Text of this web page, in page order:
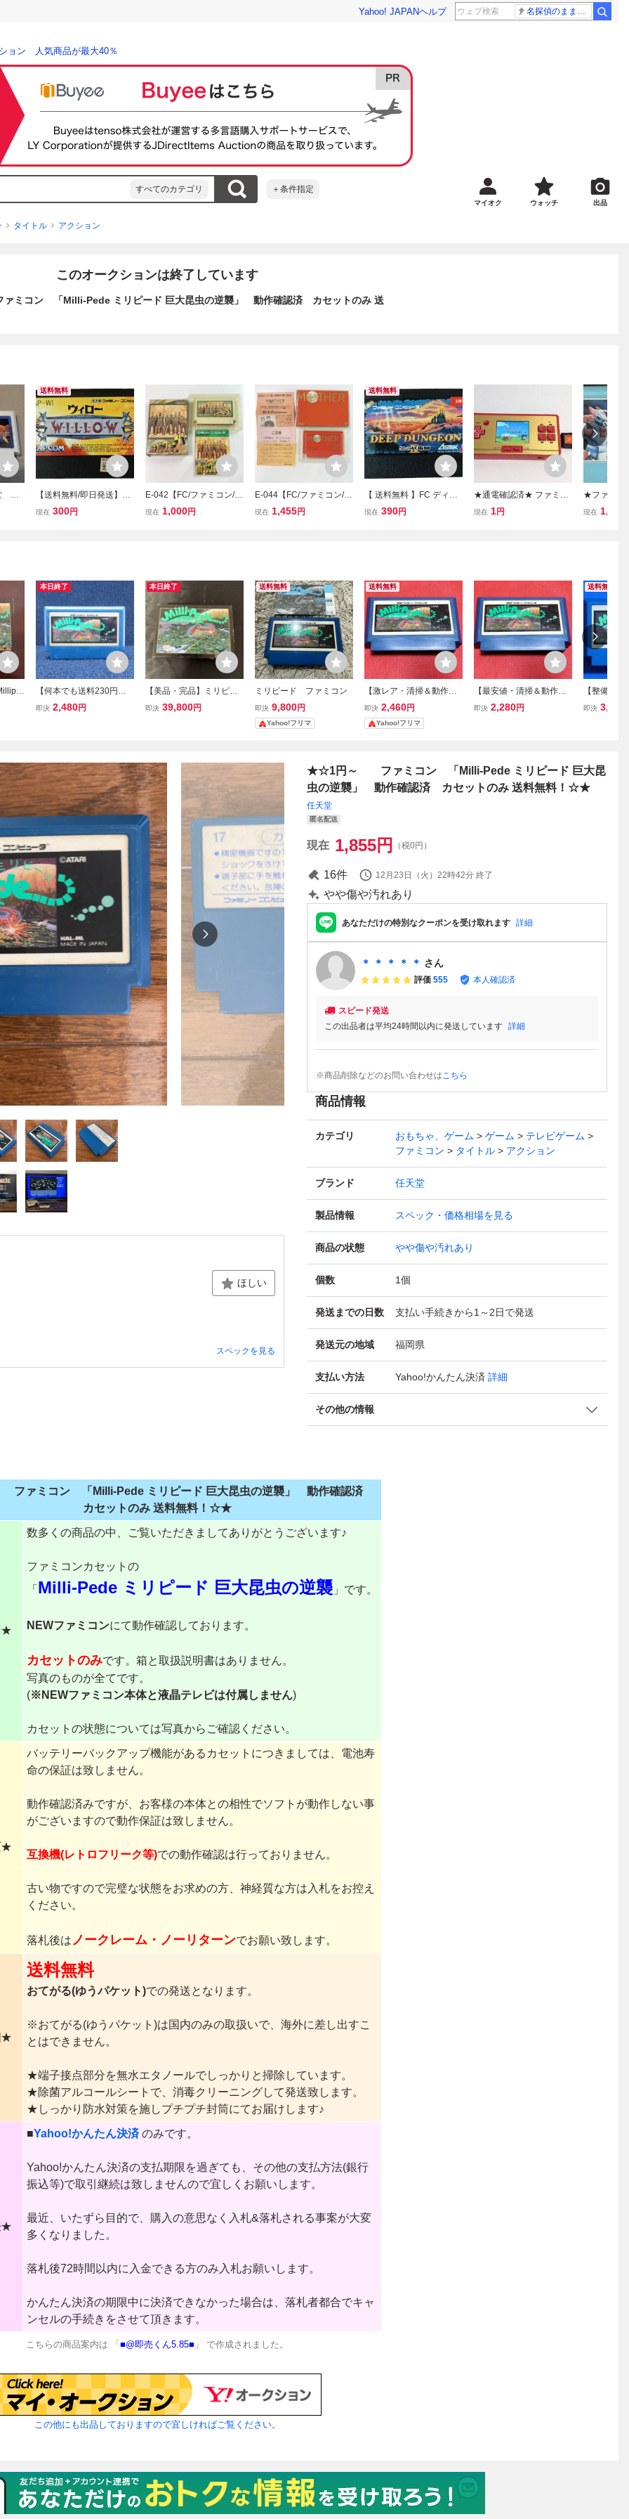
Yahoo! JAPANヘルプ 名探偵のままでいて ナイナイ
ョン 人気商品が最大40％
すべてのカテゴリ ＋条件指定
マイオク ウォッチ 出品
タイトル アクション
このオークションは終了しています
コン 「Milli-Pede ミリピード 巨大昆虫の逆襲」 動作確認済 カセットのみ 送
フ
送料無料
【送料無料/即日発送】FC
ウィロー WILLOW カプコ
現在 300円
E-042【FC/ファミコン/動
作確認済】「ファミコン
現在 1,000円
E-044【FC/ファミコン/動
作確認済】「MOTHER」
現在 1,455円
送料無料
【 送料無料 】FC ディー
プダンジョンIV 黒の妖術
現在 390円
★通電確認済★ ファミコ
ン風 携帯ゲーム機 本体
現在 1円
★ファミコ
のみ【ヴ
現在 1,078
本日終了
【何本でも送料230円！
出品多数】ミリピード 巨
即決 2,480円
本日終了
【美品・完品】ミリピー
ド 巨大昆虫の逆襲 ファ
即決 39,800円
送料無料
ミリピード ファミコン
即決 9,800円
Yahoo!フリマ
送料無料
【激レア・清掃＆動作確
認済】FC ファミコン『ミ
リピート 巨大昆虫の逆
襲』 コレクター・マニ
即決 2,460円
Yahoo!フリマ
【最安値・清掃＆動作確
認済】FC ファミコン『ミ
即決 2,280円
送料無料
【整備済
ード 巨大
即決 3,500
ほしい
スペックを見る
★☆1円～ ファミコン 「Milli-Pede ミリピード 巨大昆
虫の逆襲」 動作確認済 カセットのみ 送料無料！☆★
任天堂
匿名配送
現在 1,855円 （税0円）
16件 12月23日（火）22時42分 終了
やや傷や汚れあり
あなただけの特別なクーポンを受け取れます 詳細
＊ ＊ ＊ ＊ ＊ さん
評価 555 本人確認済
スピード発送
この出品者は平均24時間以内に発送しています 詳細
※商品削除などのお問い合わせはこちら
商品情報
カテゴリ おもちゃ、ゲーム ゲーム
テレビゲーム
ファミコン
タイトル アクション
ブランド 任天堂
製品情報 スペック・価格相場を見る
商品の状態 やや傷や汚れあり
個数 1個
発送までの日数 支払い手続きから1～2日で発送
発送元の地域 福岡県
支払い方法 Yahoo!かんたん決済 詳細
その他の情報